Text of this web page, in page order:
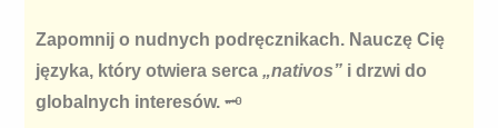
Zapomnij o nudnych podręcznikach. Nauczę Cię
języka, który otwiera serca„nativos” i drzwi do
globalnych interesów. 🗝️